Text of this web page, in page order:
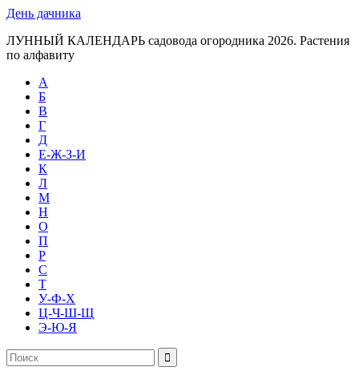
День дачника
ЛУННЫЙ КАЛЕНДАРЬ садовода огородника 2026. Растения
по алфавиту
А
Б
В
Г
Д
Е-Ж-З-И
К
Л
М
Н
О
П
Р
С
Т
У-Ф-Х
Ц-Ч-Ш-Щ
Э-Ю-Я